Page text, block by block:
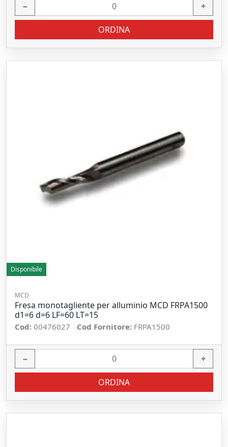
− +
ORDINA
Disponibile
MCD
Fresa monotagliente per alluminio MCD FRPA1500
d1=6 d=6 LF=60 LT=15
Cod: 00476027 Cod Fornitore: FRPA1500
− +
ORDINA